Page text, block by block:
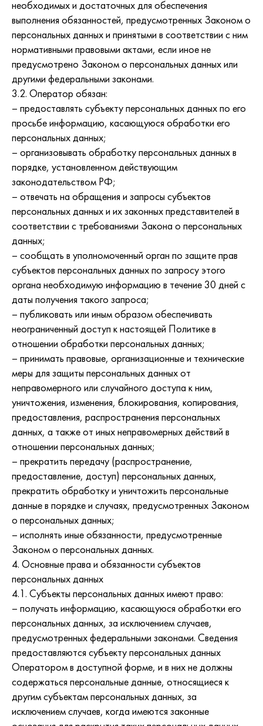
необходимых и достаточных для обеспечения
выполнения обязанностей, предусмотренных Законом о
персональных данных и принятыми в соответствии с ним
нормативными правовыми актами, если иное не
предусмотрено Законом о персональных данных или
другими федеральными законами.
3.2. Оператор обязан:
– предоставлять субъекту персональных данных по его
просьбе информацию, касающуюся обработки его
персональных данных;
– организовывать обработку персональных данных в
порядке, установленном действующим
законодательством РФ;
– отвечать на обращения и запросы субъектов
персональных данных и их законных представителей в
соответствии с требованиями Закона о персональных
данных;
– сообщать в уполномоченный орган по защите прав
субъектов персональных данных по запросу этого
органа необходимую информацию в течение 30 дней с
даты получения такого запроса;
– публиковать или иным образом обеспечивать
неограниченный доступ к настоящей Политике в
отношении обработки персональных данных;
– принимать правовые, организационные и технические
меры для защиты персональных данных от
неправомерного или случайного доступа к ним,
уничтожения, изменения, блокирования, копирования,
предоставления, распространения персональных
данных, а также от иных неправомерных действий в
отношении персональных данных;
– прекратить передачу (распространение,
предоставление, доступ) персональных данных,
прекратить обработку и уничтожить персональные
данные в порядке и случаях, предусмотренных Законом
о персональных данных;
– исполнять иные обязанности, предусмотренные
Законом о персональных данных.
4. Основные права и обязанности субъектов
персональных данных
4.1. Субъекты персональных данных имеют право:
– получать информацию, касающуюся обработки его
персональных данных, за исключением случаев,
предусмотренных федеральными законами. Сведения
предоставляются субъекту персональных данных
Оператором в доступной форме, и в них не должны
содержаться персональные данные, относящиеся к
другим субъектам персональных данных, за
исключением случаев, когда имеются законные